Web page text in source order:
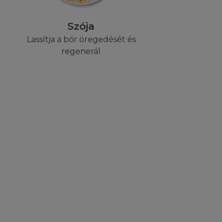
Szója
Lassítja a bőr öregedését és
regenerál
felelősségére
megoldás
esetén kívül,
annak
limitálását a
Önre lehet,
miatt a